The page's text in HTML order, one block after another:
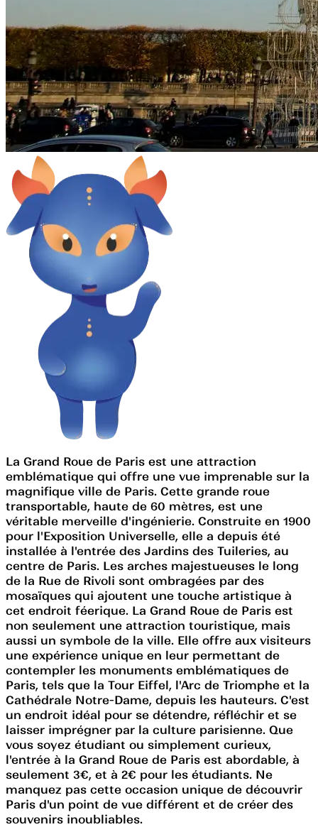
La Grand Roue de Paris est une attraction
emblématique qui offre une vue imprenable sur la
magnifique ville de Paris. Cette grande roue
transportable, haute de 60 mètres, est une
véritable merveille d'ingénierie. Construite en 1900
pour l'Exposition Universelle, elle a depuis été
installée à l'entrée des Jardins des Tuileries, au
centre de Paris. Les arches majestueuses le long
de la Rue de Rivoli sont ombragées par des
mosaïques qui ajoutent une touche artistique à
cet endroit féerique. La Grand Roue de Paris est
non seulement une attraction touristique, mais
aussi un symbole de la ville. Elle offre aux visiteurs
une expérience unique en leur permettant de
contempler les monuments emblématiques de
Paris, tels que la Tour Eiffel, l'Arc de Triomphe et la
Cathédrale Notre-Dame, depuis les hauteurs. C'est
un endroit idéal pour se détendre, réfléchir et se
laisser imprégner par la culture parisienne. Que
vous soyez étudiant ou simplement curieux,
l'entrée à la Grand Roue de Paris est abordable, à
seulement 3€, et à 2€ pour les étudiants. Ne
manquez pas cette occasion unique de découvrir
Paris d'un point de vue différent et de créer des
souvenirs inoubliables.